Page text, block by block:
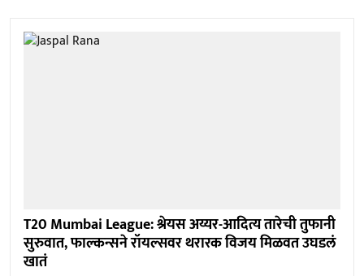
T20 Mumbai League: श्रेयस अय्यर-आदित्य तारेची तुफानी
सुरुवात, फाल्कन्सने रॉयल्सवर थरारक विजय मिळवत उघडलं
खातं